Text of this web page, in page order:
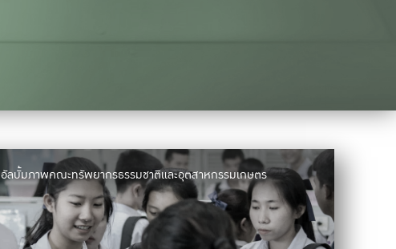
อัลบั้มภาพคณะทรัพยากรธรรมชาติและอุตสาหกรรมเกษตร